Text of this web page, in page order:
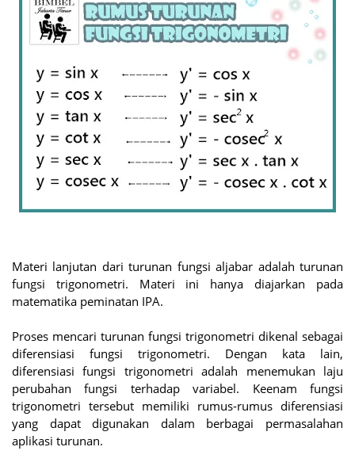
Materi lanjutan dari turunan fungsi aljabar adalah turunan
fungsi trigonometri. Materi ini hanya diajarkan pada
matematika peminatan IPA.
Proses mencari turunan fungsi trigonometri dikenal sebagai
diferensiasi fungsi trigonometri. Dengan kata lain,
diferensiasi fungsi trigonometri adalah menemukan laju
perubahan fungsi terhadap variabel. Keenam fungsi
trigonometri tersebut memiliki rumus-rumus diferensiasi
yang dapat digunakan dalam berbagai permasalahan
aplikasi turunan.